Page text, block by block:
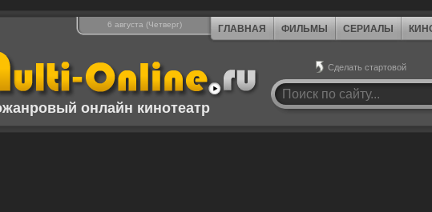
6 августа (Четверг) ГЛАВНАЯ ФИЛЬМЫ СЕРИАЛЫ
онлайн кинотеатр
Сделать стартовой